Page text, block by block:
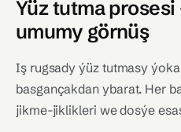
Ýüz tutma
umumy görnüş
Iş rugsady ýüz tutmasy
basgançakdan ybarat. Her
jikme-jiklikleri we dosýe